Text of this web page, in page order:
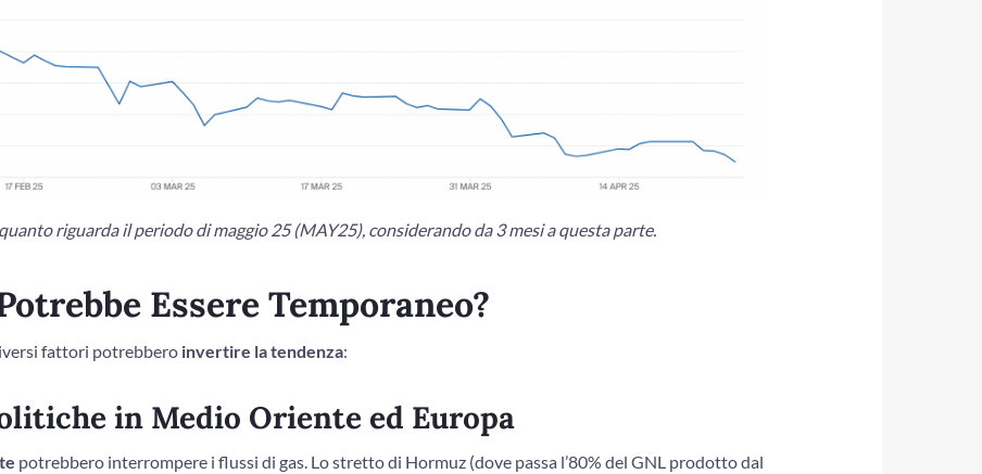
riguarda il periodo di maggio 25 (MAY25), considerando da 3 mesi a questa parte.
Essere Temporaneo?
fattori potrebbero invertire la tendenza:
in Medio Oriente ed Europa
potrebbero interrompere i flussi di gas. Lo stretto di Hormuz (dove passa l’80% del GNL prodotto dal